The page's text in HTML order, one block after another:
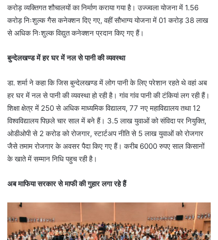
करोड़ व्यक्तिगत शौचालयों का निर्माण कराया गया है। उज्ज्वला योजना में 1.56
करोड़ निःशुल्क गैस कनेक्शन दिए गए, वहीं सौभाग्य योजना में 01 करोड़ 38 लाख
से अधिक निःशुल्क विद्युत कनेक्शन प्रदान किए गए हैं।
बुन्देलखण्ड में हर घर में नल से पानी की व्यवस्था
डा. शर्मा ने कहा कि जिस बुन्देलखण्ड में लोग पानी के लिए परेशान रहते थे वहां अब
हर घर में नल से पानी की व्यवस्था हो रही है। गांव गांव पानी की टंकियां लग रही हैं।
शिक्षा क्षेत्र में 250 से अधिक माध्यमिक विद्यालय, 77 नए महाविद्यालय तथा 12
विश्वविद्यालय पिछले चार साल में बने हैं। 3.5 लाख युवाओं को संविदा पर नियुक्ति,
ओडीओपी से 2 करोड को रोजगार, स्टार्टअप नीति से 5 लाख युवाओं को रोजगार
जैसे तमाम रोजगार के अवसर पैदा किए गए हैं। करीब 6000 रुपए साल किसानों
के खाते में सम्मान निधि पहुच रही है।
अब माफिया सरकार से माफी की गुहार लगा रहे हैं